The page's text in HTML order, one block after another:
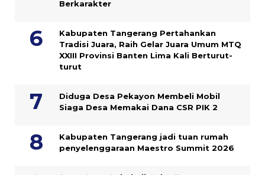
Berkarakter
Kabupaten Tangerang Pertahankan
Tradisi Juara, Raih Gelar Juara Umum MTQ
XXIII Provinsi Banten Lima Kali Berturut-
turut
Diduga Desa Pekayon Membeli Mobil
Siaga Desa Memakai Dana CSR PIK 2
Kabupaten Tangerang jadi tuan rumah
penyelenggaraan Maestro Summit 2026